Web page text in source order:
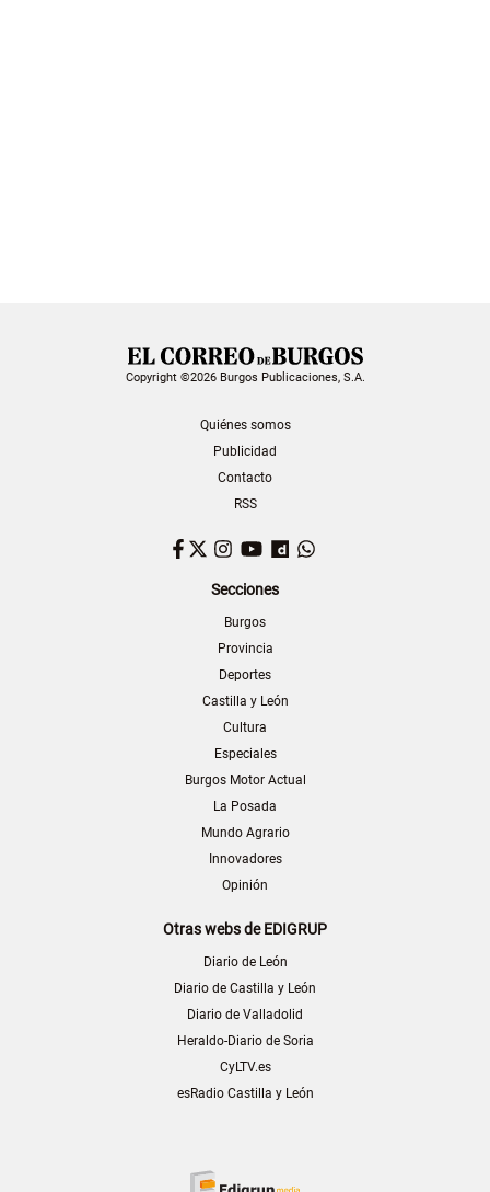
Copyright ©2026 Burgos Publicaciones, S.A.
Quiénes somos
Publicidad
Contacto
RSS
Facebook
TwitterInstagram
YouTubeDailymotion
Secciones
Burgos
Provincia
Deportes
Castilla y León
Cultura
Especiales
Burgos Motor Actual
La Posada
Mundo Agrario
Innovadores
Opinión
Otras webs de EDIGRUP
Diario de León
Diario de Castilla y León
Diario de Valladolid
Heraldo-Diario de Soria
CyLTV.es
esRadio Castilla y León